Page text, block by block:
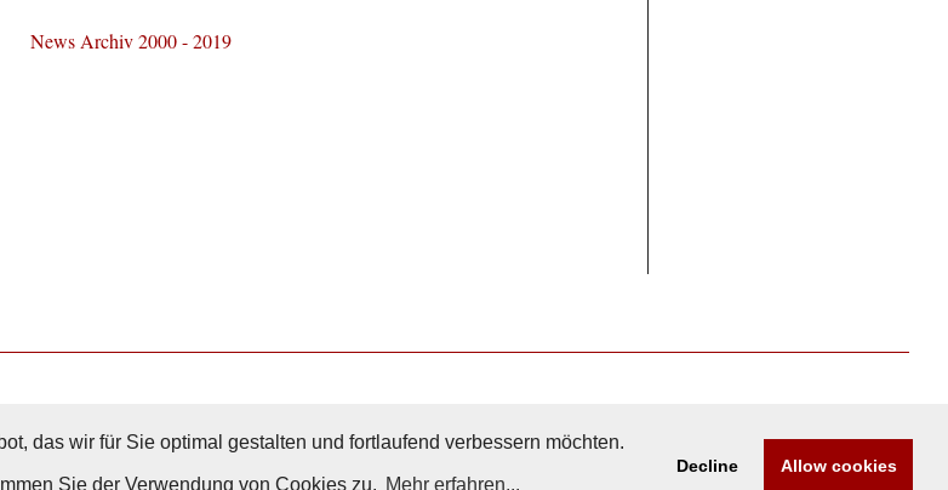
das wir für Sie optimal gestalten und fortlaufend verbessern möchten.
Sie der Verwendung von Cookies zu. Mehr erfahren...
Decline Allow cookies
News Archiv 2000 - 2019
Nach Oben